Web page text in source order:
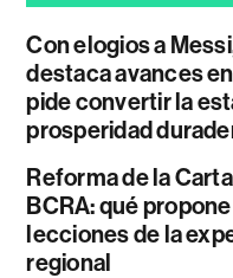
Con elogios a
destaca avances
pide convertir la
prosperidad
Reforma de la
BCRA: qué
lecciones de la
regional